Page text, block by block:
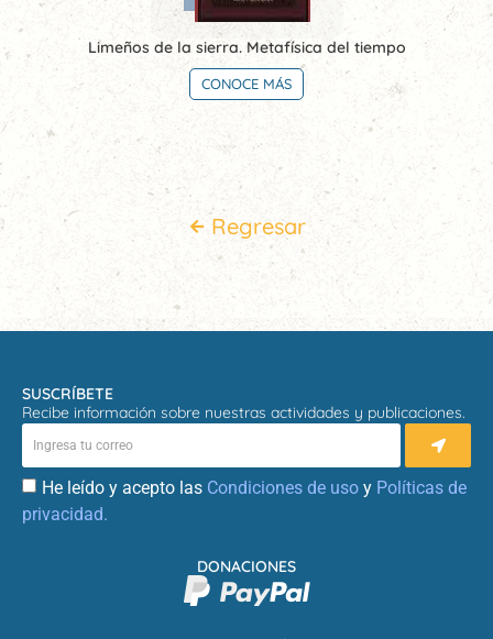
Limeños de la sierra. Metafísica del tiempo
CONOCE MÁS
Regresar
SUSCRÍBETE
Recibe información sobre nuestras actividades y publicaciones.
He leído y acepto las Condiciones de uso y Políticas de
privacidad.
DONACIONES